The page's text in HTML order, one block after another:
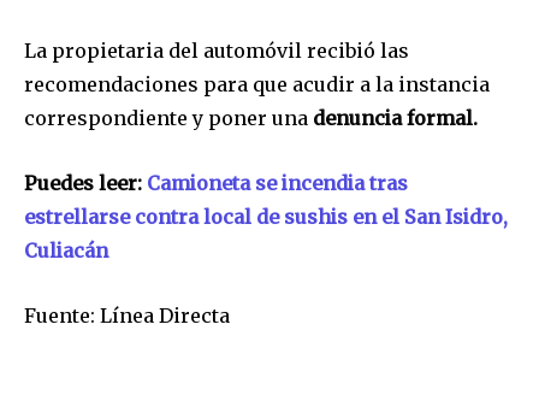
Únete a nuestra comunidad de
suscriptores y sé parte de la
conversación.
y da click en el botón de "suscribir". No te preocupes,
respetamos tu privacidad y no enviaremos correo basura a tu
La propietaria del automóvil recibió las
recomendaciones para que acudir a la instancia
correspondiente y poner una denuncia formal.
Puedes leer: Camioneta se incendia tras
estrellarse contra local de sushis en el San Isidro,
Culiacán
Fuente: Línea Directa